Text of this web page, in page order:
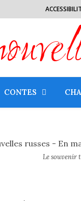
CONTES
Le souvenir